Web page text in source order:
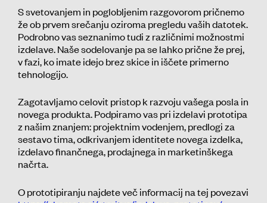
S svetovanjem in poglobljenim razgovorom pričnemo
že ob prvem srečanju oziroma pregledu vaših datotek.
Podrobno vas seznanimo tudi z različnimi možnostmi
izdelave. Naše sodelovanje pa se lahko prične že prej,
v fazi, ko imate idejo brez skice in iščete primerno
tehnologijo.
Zagotavljamo celovit pristop k razvoju vašega posla in
novega produkta. Podpiramo vas pri izdelavi prototipa
z našim znanjem: projektnim vodenjem, predlogi za
sestavo tima, odkrivanjem identitete novega izdelka,
izdelavo finančnega, prodajnega in marketinškega
načrta.
O prototipiranju najdete več informacij na tej povezavi